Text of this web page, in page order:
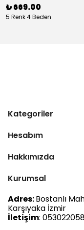
₺ 669.00
5 Renk 4 Beden
Kategoriler
Hesabım
Hakkımızda
Kurumsal
Adres:Bostanlı
Karşıyaka İzmir
İletişim: